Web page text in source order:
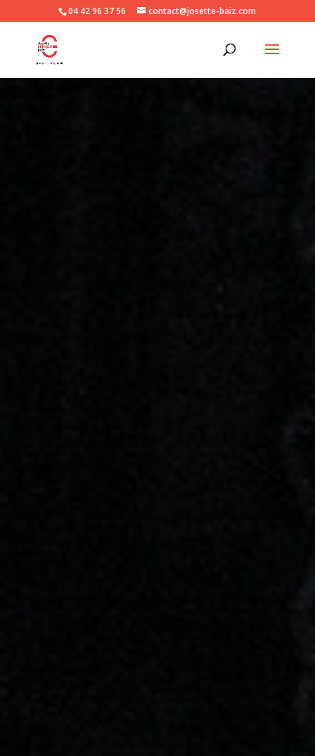
04 42 96 37 56 contact@josette-baiz.com